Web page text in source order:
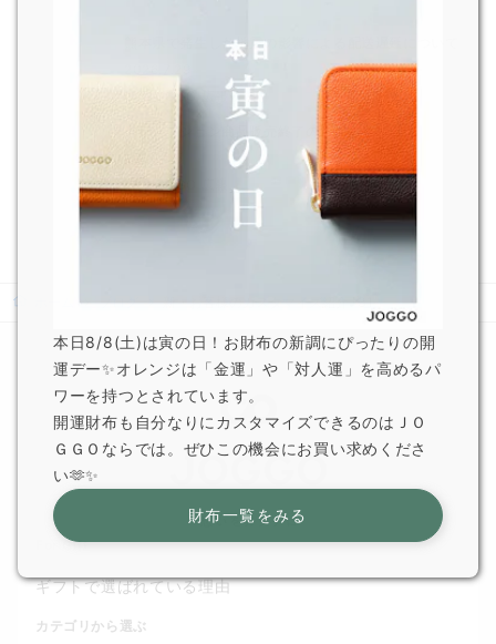
熊本県で発生した地震の影響による配送遅延について
JOGGO 広報
一部オプション商品販売終了のお知らせ
2026.6.5
JOGGO 広報
ブログ 新・お客様のカスタマイズ紹介♪31
For Gift
ギフトで選ばれている理由
カテゴリから選ぶ
本日8/8(土)は寅の日！お財布の新調にぴったりの開
運デー✨オレンジは「金運」や「対人運」を高めるパ
ワーを持つとされています。
開運財布も自分なりにカスタマイズできるのはＪＯ
ＧＧＯならでは。ぜひこの機会にお買い求めくださ
い🫶✨
財布一覧をみる